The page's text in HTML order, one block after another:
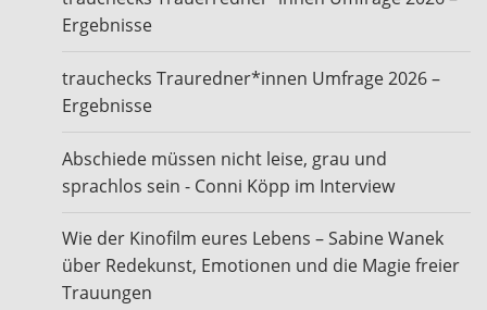
Ergebnisse
trauchecks Trauredner*innen Umfrage 2026 –
Ergebnisse
Abschiede müssen nicht leise, grau und
sprachlos sein - Conni Köpp im Interview
Wie der Kinofilm eures Lebens – Sabine Wanek
über Redekunst, Emotionen und die Magie freier
Trauungen